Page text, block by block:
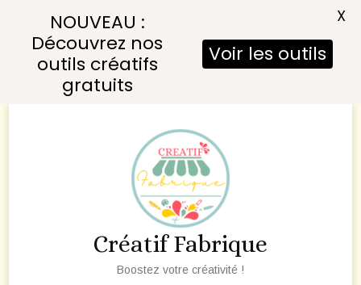
Créatif Fabrique
Boostez votre créativité !
NOUVEAU :
Découvrez nos
outils créatifs
gratuits
Voir les outils
X